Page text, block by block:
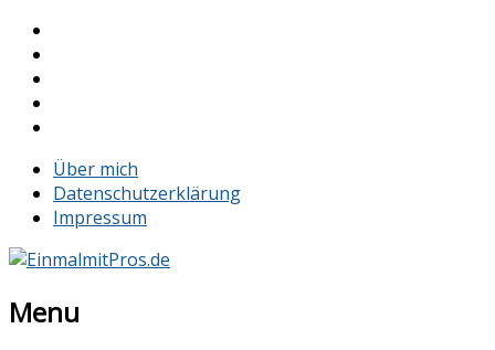
Über mich
Datenschutzerklärung
Impressum
Menu